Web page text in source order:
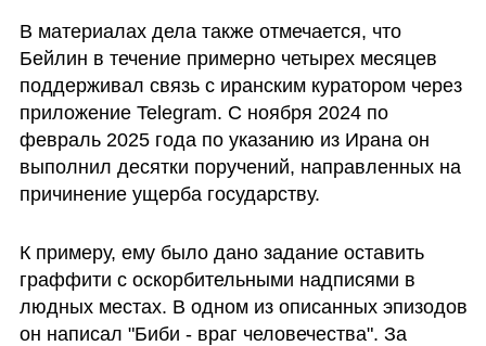
В материалах дела также отмечается, что
Бейлин в течение примерно четырех месяцев
поддерживал связь с иранским куратором через
приложение Telegram. С ноября 2024 по
февраль 2025 года по указанию из Ирана он
выполнил десятки поручений, направленных на
причинение ущерба государству.
К примеру, ему было дано задание оставить
граффити с оскорбительными надписями в
людных местах. В одном из описанных эпизодов
он написал "Биби - враг человечества". За